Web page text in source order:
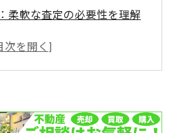
柔軟な査定の必要性を理解